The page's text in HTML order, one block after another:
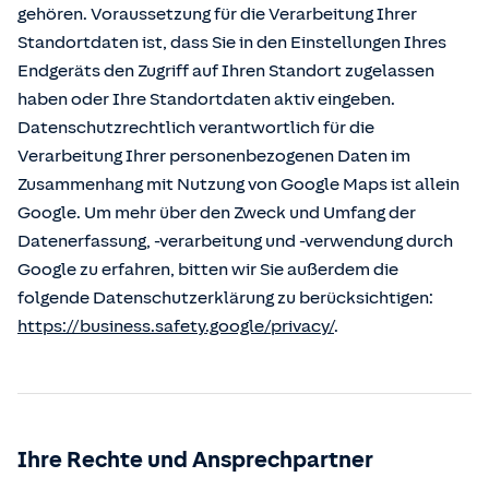
gehören. Voraussetzung für die Verarbeitung Ihrer
Standortdaten ist, dass Sie in den Einstellungen Ihres
Endgeräts den Zugriff auf Ihren Standort zugelassen
haben oder Ihre Standortdaten aktiv eingeben.
Datenschutzrechtlich verantwortlich für die
Verarbeitung Ihrer personenbezogenen Daten im
Zusammenhang mit Nutzung von Google Maps ist allein
Google. Um mehr über den Zweck und Umfang der
Datenerfassung, -verarbeitung und -verwendung durch
Google zu erfahren, bitten wir Sie außerdem die
folgende Datenschutzerklärung zu berücksichtigen:
https://business.safety.google/privacy/.
Ihre Rechte und Ansprechpartner